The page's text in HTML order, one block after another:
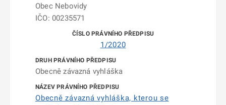
Obec Nebovidy
IČO: 00235571
1/2020
Obecně závazná vyhláška
Obecně závazná vyhláška, kterou se